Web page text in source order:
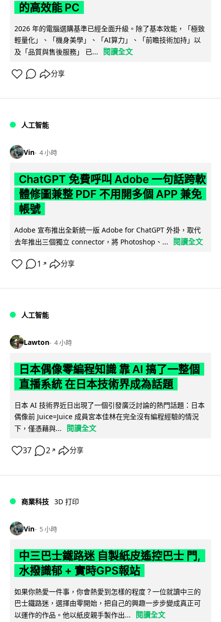
的高效能 PC
2026 年的電腦選購基準已經全面升級。除了基本效能，「極致
輕量化」、「機身美學」、「AI算力」、「前瞻技術加持」以
及「品質與售後服務」 已...
閱讀全文
分享
人工智能
Vin 4 小時
ChatGPT 免費呼叫 Adobe 一句話跨軟
體修圖兼整 PDF 不用開多個 APP 兼免
帳號
Adobe 宣布推出全新統一版 Adobe for ChatGPT 外掛，取代
去年推出三個獨立 connector，將 Photoshop、...
閱讀全文
1 ↗ 分享
人工智能
Lawton 4 小時
日本偶像零編程知識 靠 AI 搞了一整個
直播系統 在日本技術界成為話題
日本 AI 技術界近日出現了一個引發廣泛討論的熱門話題：日本
偶像前 Juice=Juice 成員宮本佳林在完全沒有編程經驗的情況
下，僅憑藉與...
閱讀全文
37 2 ↗ 分享
商業科技 3D 打印
Vin 5 小時
中三巴士鐵路迷 自製紙皮遙控巴士 門,
水撥識郁 + 實時GPS報站
如果你熱愛一件事，你會熱愛到怎樣的程度？一位就讀中三的
巴士鐵路迷，選擇由零開始，把自己的興趣一步步變成真正可
以運作的作品。他以紙皮親手製作出...
閱讀全文